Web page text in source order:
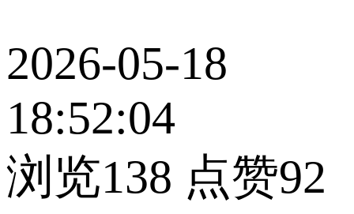
2026-05-18
18:52:04
浏览138 点赞92